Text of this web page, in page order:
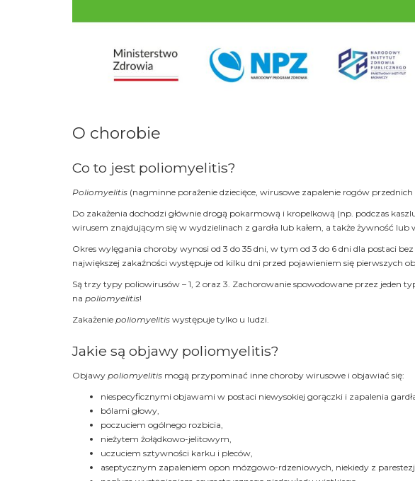
O chorobie
Co to jest poliomyelitis?
Poliomyelitis (nagminne porażenie dziecięce, wirusowe zapalenie rogów
Do zakażenia dochodzi głównie drogą pokarmową i kropelkową (np. podczas
wirusem znajdującym się w wydzielinach z gardła lub kałem, a także żywność lub
Okres wylęgania choroby wynosi od 3 do 35 dni, w tym od 3 do 6 dni dla postaci
największej zakaźności występuje od kilku dni przed pojawieniem się pierwszych
Są trzy typy poliowirusów – 1, 2 oraz 3. Zachorowanie spowodowane przez
na poliomyelitis!
Zakażenie poliomyelitis występuje tylko u ludzi.
Jakie są objawy poliomyelitis?
Objawy poliomyelitis mogą przypominać inne choroby wirusowe i objawiać się:
niespecyficznymi objawami w postaci niewysokiej gorączki i zapalenia
bólami głowy,
poczuciem ogólnego rozbicia,
nieżytem żołądkowo-jelitowym,
uczuciem sztywności karku i pleców,
aseptycznym zapaleniem opon mózgowo-rdzeniowych, niekiedy z